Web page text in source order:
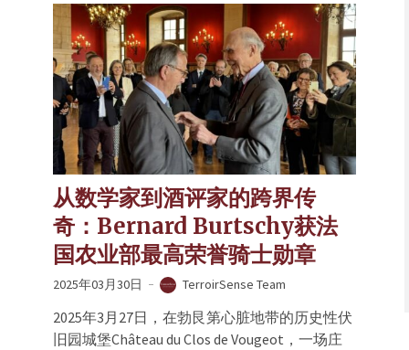
从数学家到酒评家的跨界传
奇：Bernard Burtschy获法
国农业部最高荣誉骑士勋章
2025年03月30日 TerroirSense Team
2025年3月27日，在勃艮第心脏地带的历史性伏
旧园城堡Château du Clos de Vougeot，一场庄